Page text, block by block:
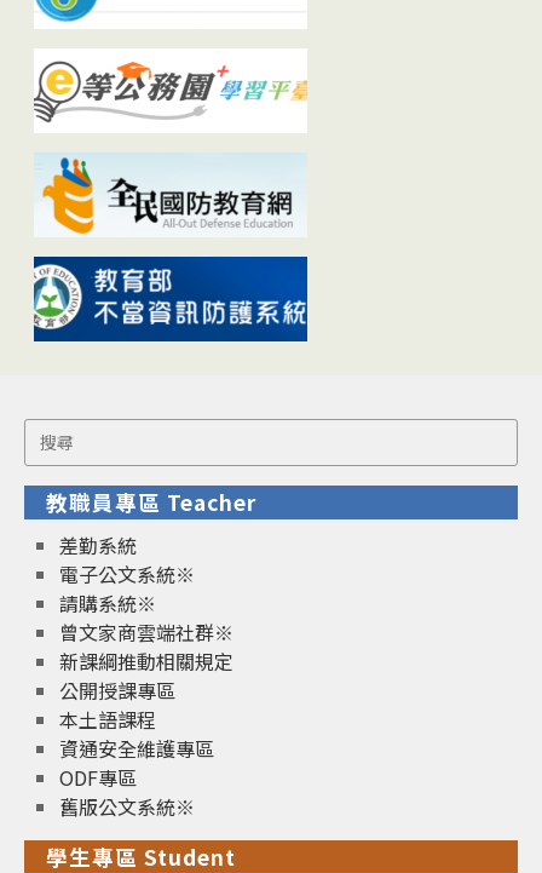
Search
for:
教職員專區 Teacher
差勤系統
電子公文系統※
請購系統※
曾文家商雲端社群※
新課綱推動相關規定
公開授課專區
本土語課程
資通安全維護專區
ODF專區
舊版公文系統※
學生專區 Student